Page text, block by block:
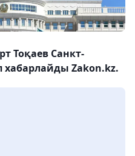
Тоқаев Санкт-
хабарлайды Zakon.kz.